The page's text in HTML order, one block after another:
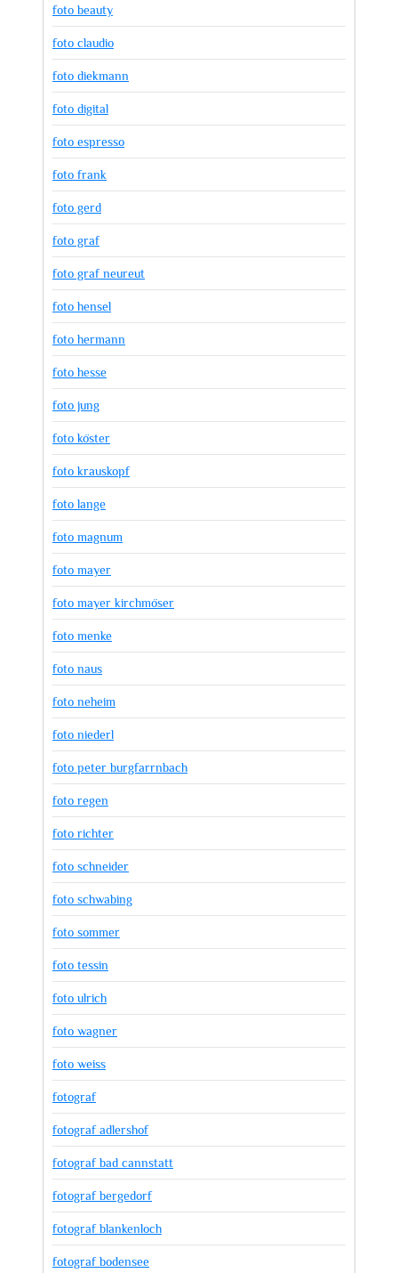
foto beauty
foto claudio
foto diekmann
foto digital
foto espresso
foto frank
foto gerd
foto graf
foto graf neureut
foto hensel
foto hermann
foto hesse
foto jung
foto köster
foto krauskopf
foto lange
foto magnum
foto mayer
foto mayer kirchmöser
foto menke
foto naus
foto neheim
foto niederl
foto peter burgfarrnbach
foto regen
foto richter
foto schneider
foto schwabing
foto sommer
foto tessin
foto ulrich
foto wagner
foto weiss
fotograf
fotograf adlershof
fotograf bad cannstatt
fotograf bergedorf
fotograf blankenloch
fotograf bodensee